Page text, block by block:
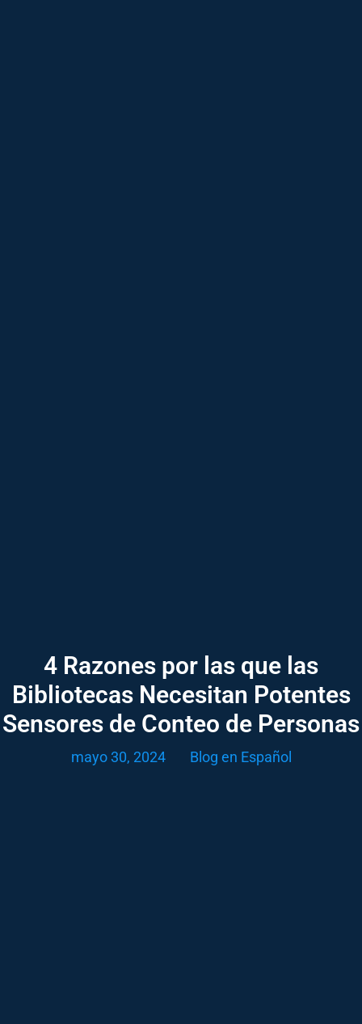
4 Razones por las que las
Bibliotecas Necesitan Potentes
Sensores de Conteo de Personas
mayo 30, 2024 Blog en Español